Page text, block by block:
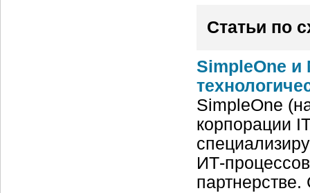
Статьи по
SimpleOne и
SimpleOne
корпорации
ИТ-